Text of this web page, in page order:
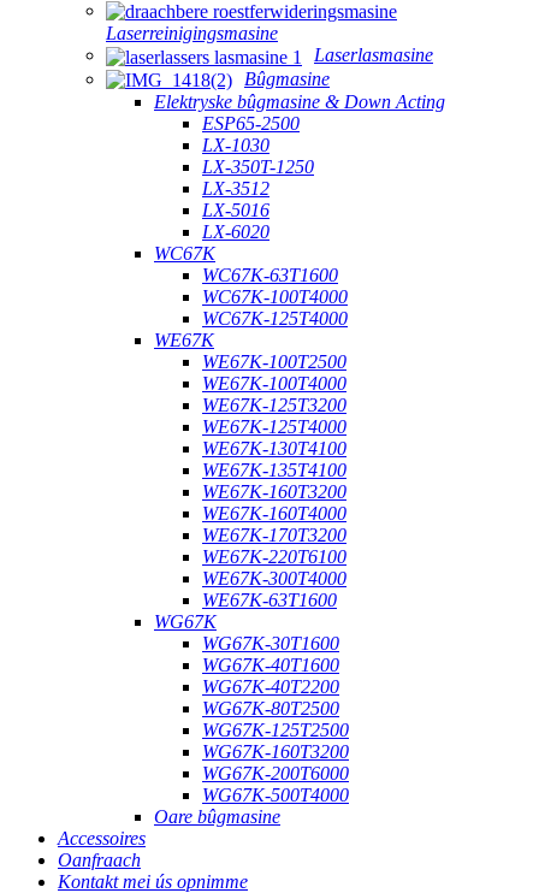
Laserreinigingsmasine
Laserlasmasine
Bûgmasine
Elektryske bûgmasine & Down Acting
ESP65-2500
LX-1030
LX-350T-1250
LX-3512
LX-5016
LX-6020
WC67K
WC67K-63T1600
WC67K-100T4000
WC67K-125T4000
WE67K
WE67K-100T2500
WE67K-100T4000
WE67K-125T3200
WE67K-125T4000
WE67K-130T4100
WE67K-135T4100
WE67K-160T3200
WE67K-160T4000
WE67K-170T3200
WE67K-220T6100
WE67K-300T4000
WE67K-63T1600
WG67K
WG67K-30T1600
WG67K-40T1600
WG67K-40T2200
WG67K-80T2500
WG67K-125T2500
WG67K-160T3200
WG67K-200T6000
WG67K-500T4000
Oare bûgmasine
Accessoires
Oanfraach
Kontakt mei ús opnimme